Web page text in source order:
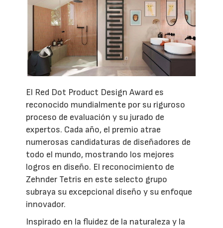
El Red Dot Product Design Award es
reconocido mundialmente por su riguroso
proceso de evaluación y su jurado de
expertos. Cada año, el premio atrae
numerosas candidaturas de diseñadores de
todo el mundo, mostrando los mejores
logros en diseño. El reconocimiento de
Zehnder Tetris en este selecto grupo
subraya su excepcional diseño y su enfoque
innovador.
Inspirado en la fluidez de la naturaleza y la